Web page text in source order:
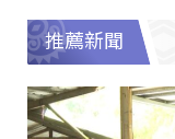
推薦新聞